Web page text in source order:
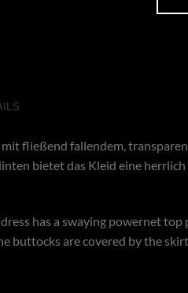
fließend fallendem,
bietet das Kleid eine
has a swaying powernet
buttocks are covered by the